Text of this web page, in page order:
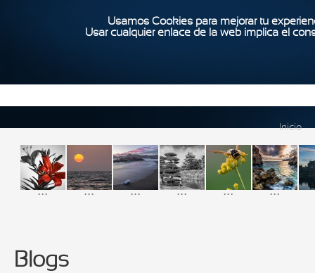
Usamos Cookies para mejorar tu
Usar cualquier enlace de la web implica el
Inicio
... ... ... ... ... ...
Blogs